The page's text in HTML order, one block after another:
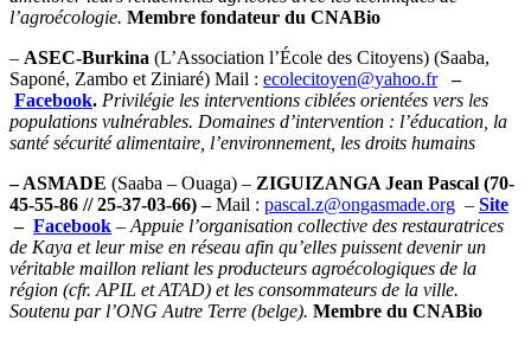
l’agroécologie. Membre fondateur du CNABio
– ASEC-Burkina (L’Association l’École des Citoyens) (Saaba,
Saponé, Zambo et Ziniaré) Mail : ecolecitoyen@yahoo.fr
–
Facebook. Privilégie les interventions ciblées orientées vers les
populations vulnérables. Domaines d’intervention : l’éducation, la
santé sécurité alimentaire, l’environnement, les droits humains
– ASMADE (Saaba – Ouaga) – ZIGUIZANGA Jean Pascal (70-
45-55-86 // 25-37-03-66) –Mail : pascal.z@ongasmade.org – Site
– Facebook – Appuie l’organisation collective des restauratrices
de Kaya et leur mise en réseau afin qu’elles puissent devenir un
véritable maillon reliant les producteurs agroécologiques de la
région (cfr. APIL et ATAD) et les consommateurs de la ville.
Soutenu par l’ONG Autre Terre (belge). Membre du CNABio